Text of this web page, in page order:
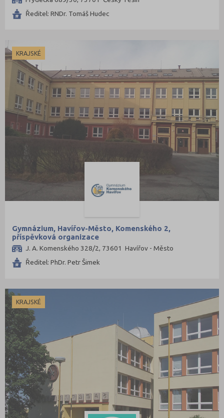
Přerov (6)
Rakovník (3)
Rokycany (1)
Rychnov nad Kněžnou (4)
Semily (5)
Sokolov (3)
Strakonice (4)
Svitavy (7)
Šumperk (5)
Třebíč (6)
Uherské Hradiště (7)
Ústí nad Labem (4)
Vsetín (7)
Vyškov (2)
Zlín (10)
Znojmo (4)
Žďár nad Sázavou (11)
Ředitel: RNDr. Tomáš Hudec
KRAJSKÉ
Gymnázium, Havířov-Město, Komenského 2,
příspěvková organizace
J. A. Komenského 328/2, 73601 Havířov - Město
Ředitel: PhDr. Petr Šimek
KRAJSKÉ